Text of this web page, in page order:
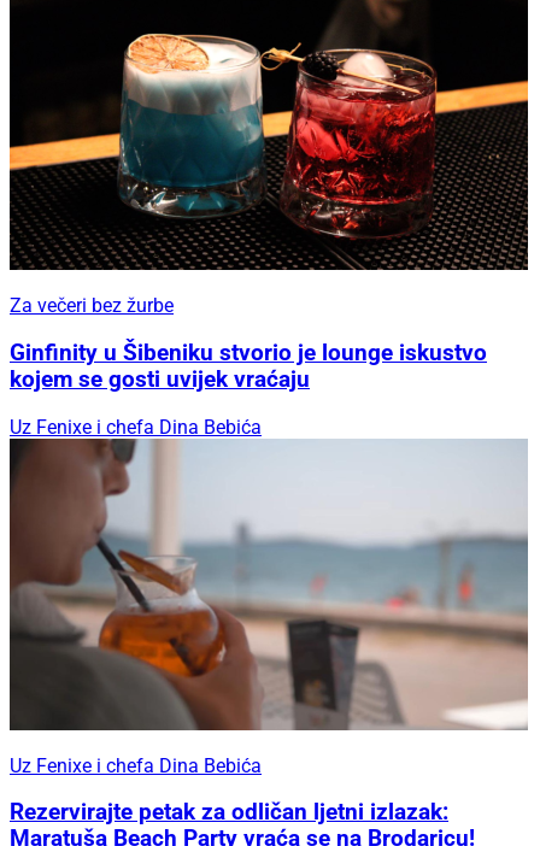
Za večeri bez žurbe
Ginfinity u Šibeniku stvorio je lounge iskustvo
kojem se gosti uvijek vraćaju
Uz Fenixe i chefa Dina Bebića
Uz Fenixe i chefa Dina Bebića
Rezervirajte petak za odličan ljetni izlazak:
Maratuša Beach Party vraća se na Brodaricu!